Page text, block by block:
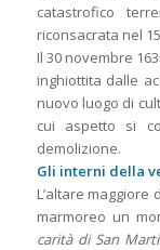
catastrofico
riconsacrata nel
Il 30 novembre
inghiottita dalle
nuovo luogo di
cui aspetto si
demolizione.
Gli interni della
L’altare
marmoreo un
carità di San